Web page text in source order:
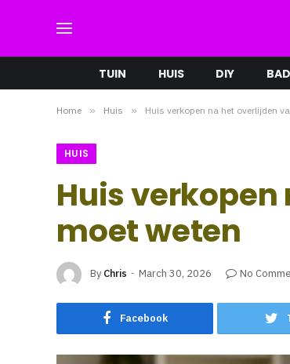
TUIN HUIS DIY
Home » Huis » Huis verkopen na het overlijden
HUIS
Huis
moet weten
By Chris March 30, 2026 No
Facebook